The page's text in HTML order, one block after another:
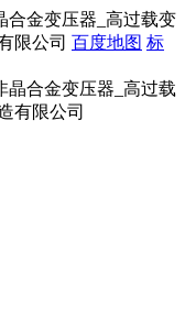
合金变压器_高过载变
限公司 百度地图 标